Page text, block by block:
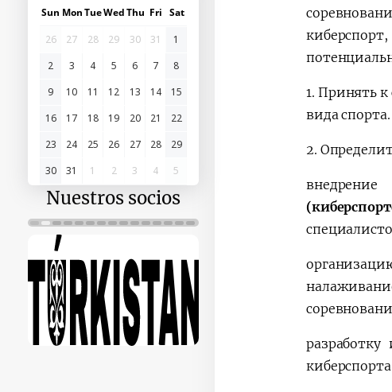
Sun MonTueWedThu Fri Sat
26
27 28 29 30 31
1
2
3 4 5 6 7
8
9
10 11 12 13 14
15
16
17 18 19 20 21
22
23
24 25 26 27 28
29
30
31 1 2 3 4 5
Nuestros socios
1. Принять
вида спорта.
2.